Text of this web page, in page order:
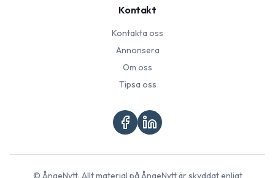
Kontakt
Kontakta oss
Annonsera
Om oss
Tipsa oss
© ÅngeNytt. Allt material påÅngeNyttär skyddat enligt